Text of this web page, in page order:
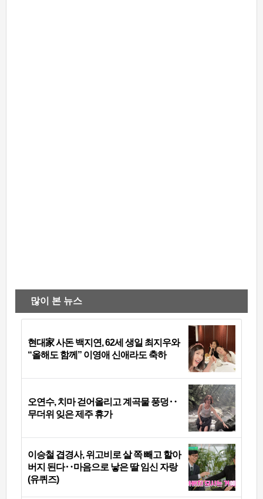
많이 본 뉴스
현대家 사돈 백지연, 62세 생일 최지우와
“올해도 함께” 이영애 신애라도 축하
오연수, 치마 걷어올리고 계곡물 풍덩‥
무더위 잊은 제주 휴가
이승철 겹경사, 위고비로 살 쪽 빼고 할아
버지 된다‥마음으로 낳은 딸 임신 자랑
(유퀴즈)